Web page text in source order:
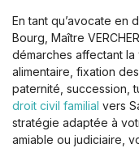
En tant qu’avocate en
Bourg, Maître
démarches affectant la
alimentaire, fixation
paternité, succession,
droit civil familial vers
stratégie adaptée à
amiable ou judiciaire,